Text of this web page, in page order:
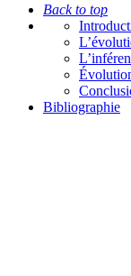
Back to top
Bibliographie